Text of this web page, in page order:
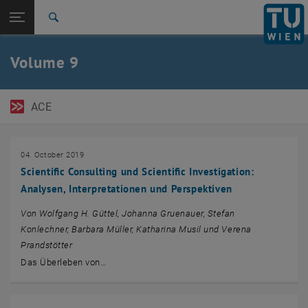
TU Login
Back to:
Volume 9
ACE
Scientific Consulting und Scientific Investigation:
Analysen, Interpretationen und Perspektiven
04. October 2019
Von Wolfgang H. Güttel, Johanna Gruenauer, Stefan
Konlechner, Barbara Müller, Katharina Musil und Verena
Prandstötter
Das Überleben von…